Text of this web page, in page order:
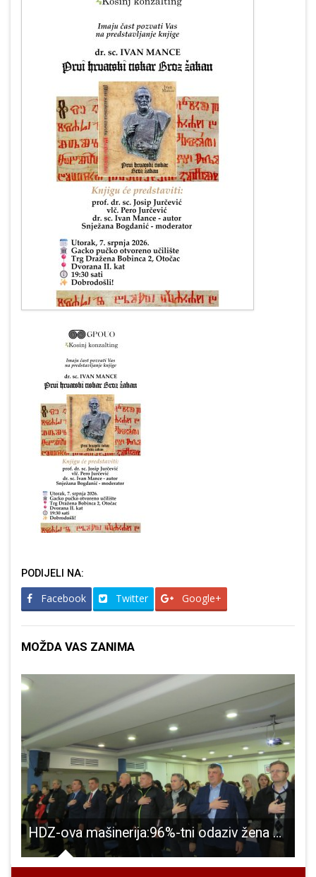
PODIJELI NA:
Facebook Twitter Google+
MOŽDA VAS ZANIMA
HDZ-ova mašinerija:96%-tni odaziv žena na izbornu skupštinu